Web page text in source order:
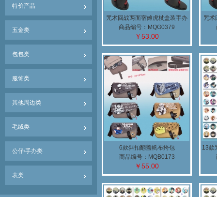
特价产品
五金类
包包类
服饰类
其他周边类
毛绒类
公仔/手办类
表类
咒术回战两面宿傩虎杖盒装手办
商品编号：MQG0379
￥53.00
咒术
6款斜扣翻盖帆布挎包
商品编号：MQB0173
￥55.00
13款